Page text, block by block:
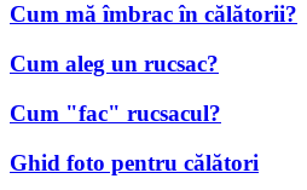
Cum mă îmbrac în călătorii?
Cum aleg un rucsac?
Cum "fac" rucsacul?
Ghid foto pentru călători